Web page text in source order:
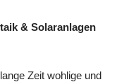
& Solaranlagen
Zeit wohlige und